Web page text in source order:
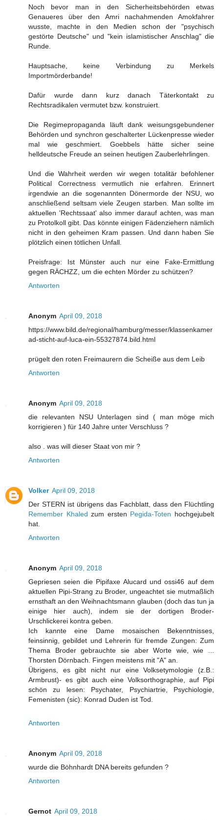
Noch bevor man in den Sicherheitsbehörden etwas
Genaueres über den Amri nachahmenden Amokfahrer
wusste, machte in den Medien schon der "psychisch
gestörte Deutsche" und "kein islamistischer Anschlag" die
Runde.
Hauptsache, keine Verbindung zu Merkels
Importmörderbande!
Dafür wurde dann kurz danach Täterkontakt zu
Rechtsradikalen vermutet bzw. konstruiert.
Die Regimepropaganda läuft dank weisungsgebundener
Behörden und synchron geschalterter Lückenpresse wieder
mal wie geschmiert. Goebbels hätte sicher seine
helldeutsche Freude an seinen heutigen Zauberlehrlingen.
Und die Wahrheit werden wir wegen totalitär befohlener
Political Correctness vermutlich nie erfahren. Erinnert
irgendwie an die sogenannten Dönermorde der NSU, wo
anschließend seltsam viele Zeugen starben. Man sollte im
aktuellen 'Rechtssaat' also immer darauf achten, was man
zu Protolkoll gibt. Das könnte einigen Fädenziehern nämlich
nicht in den geheimen Kram passen. Und dann haben Sie
plötzlich einen tötlichen Unfall.
Preisfrage: Ist Münster auch nur eine Fake-Ermittlung
gegen RÄCHZZ, um die echten Mörder zu schützen?
Antworten
Anonym April 09, 2018
https://www.bild.de/regional/hamburg/messer/klassenkamer
ad-sticht-auf-luca-ein-55327874.bild.html
prügelt den roten Freimaurern die Scheiße aus dem Leib
Antworten
Anonym April 09, 2018
die relevanten NSU Unterlagen sind ( man möge mich
korrigieren ) für 140 Jahre unter Verschluss ?
also . was will dieser Staat von mir ?
Antworten
Volker April 09, 2018
Der STERN ist übrigens das Fachblatt, dass den Flüchtling
Remember Khaled zum ersten Pegida-Toten hochgejubelt
hat.
Antworten
Anonym April 09, 2018
Gepriesen seien die Pipifaxe Alucard und ossi46 auf dem
aktuellen Pipi-Strang zu Broder, ungeachtet sie mutmaßlich
ernsthaft an den Weihnachtsmann glauben (doch das tun ja
einige hier auch), indem sie der dortigen Broder-
Urschlickerei kontra geben.
Ich kannte eine Dame mosaischen Bekenntnisses,
feinsinnig, gebildet und Lehrerin für fremde Zungen: Zum
Thema Broder gebrauchte sie aber Worte wie, wie ...
Thorsten Dörnbach. Fingen meistens mit "A" an.
Übrigens, es gibt nicht nur eine Volksetymologie (z.B.:
Armbrust)- es gibt auch eine Volksorthographie, auf Pipi
schön zu lesen: Psychater, Psychiartrie, Psychiologie,
Femenisten (sic): Konrad Duden ist Tod.
Antworten
Anonym April 09, 2018
wurde die Böhnhardt DNA bereits gefunden ?
Antworten
Gernot April 09, 2018